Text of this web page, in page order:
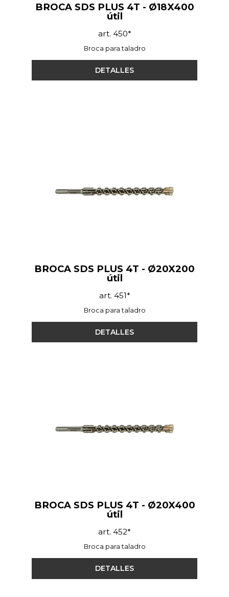
BROCA SDS PLUS 4T - Ø18X400
útil
art. 450*
Broca para taladro
DETALLES
BROCA SDS PLUS 4T - Ø20X200
útil
art. 451*
Broca para taladro
DETALLES
BROCA SDS PLUS 4T - Ø20X400
útil
art. 452*
Broca para taladro
DETALLES